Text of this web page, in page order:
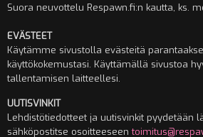
Suora neuvottelu Respawn.fi:n kautta, ks.
EVÄSTEET
Käytämme sivustolla evästeitä
käyttökokemustasi. Käyttämällä sivustoa
tallentamisen laitteellesi.
UUTISVINKIT
Lehdistötiedotteet ja uutisvinkit pyydetään
sähköpostitse osoitteeseen